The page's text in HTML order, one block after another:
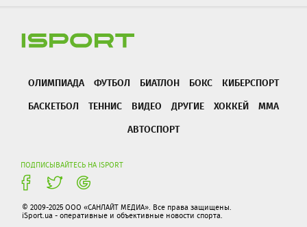
ОЛИМПИАДА ФУТБОЛ БИАТЛОН БОКС
КИБЕРСПОРТ
БАСКЕТБОЛ
ТЕННИС ВИДЕО ДРУГИЕ ХОККЕЙ
ММА
АВТОСПОРТ
ПОДПИСЫВАЙТЕСЬ НА ISPORT
© 2009-2025 ООО «САНЛАЙТ МЕДИА». Все права защищены.
iSport.ua - оперативные и объективные новости спорта.